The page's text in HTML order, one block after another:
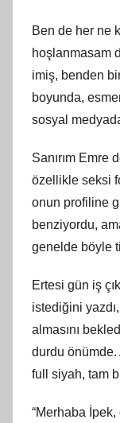
Ben de her ne
hoşlanmasam
imiş, benden
boyunda,
sosyal
Sanırım Emre
özellikle seksi
onun profiline
benziyordu,
genelde böyle
Ertesi gün iş
istediğini
almasını
durdu önümde.
full siyah, tam
“Merhaba